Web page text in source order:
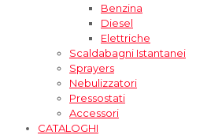
Benzina
Diesel
Elettriche
Scaldabagni Istantanei
Sprayers
Nebulizzatori
Pressostati
Accessori
CATALOGHI